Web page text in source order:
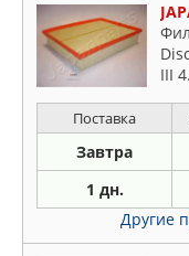
III
Поставка
Завтра
1 дн.
Другие